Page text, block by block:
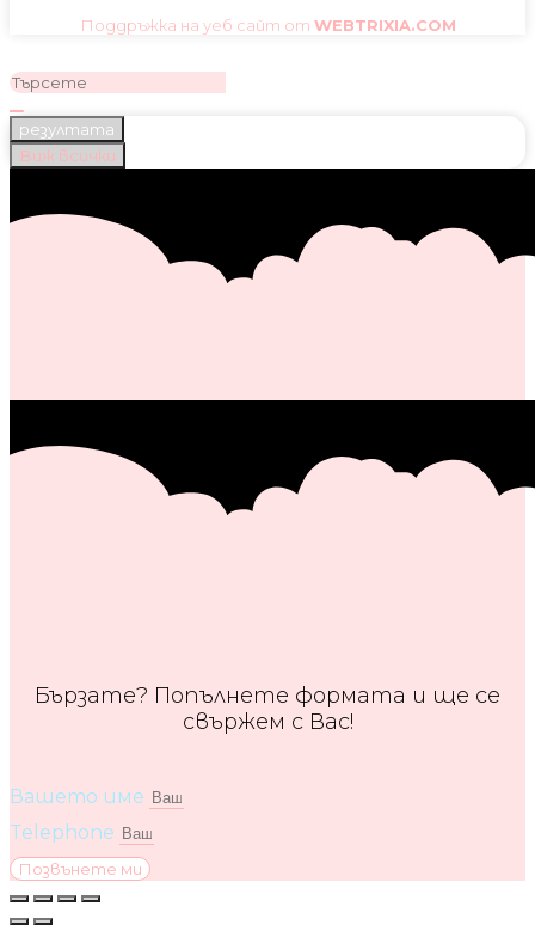
Поддръжка на уеб сайт от WEBTRIXIA.COM
резултата
Виж всички
Бързате? Попълнете формата и ще се
свържем с Вас!
Вашето име
Telephone
Позвънете ми